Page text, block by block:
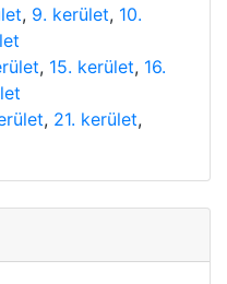
, 9. kerület, 10.
, 15. kerület, 16.
, 21. kerület,